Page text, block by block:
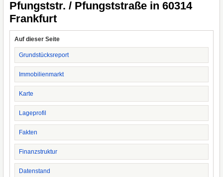
Pfungststr. / Pfungststraße in 60314
Frankfurt
Auf dieser Seite
Grundstücksreport
Immobilienmarkt
Karte
Lageprofil
Fakten
Finanzstruktur
Datenstand